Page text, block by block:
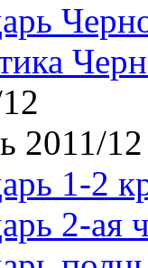
2011/12
1-2
2-ая